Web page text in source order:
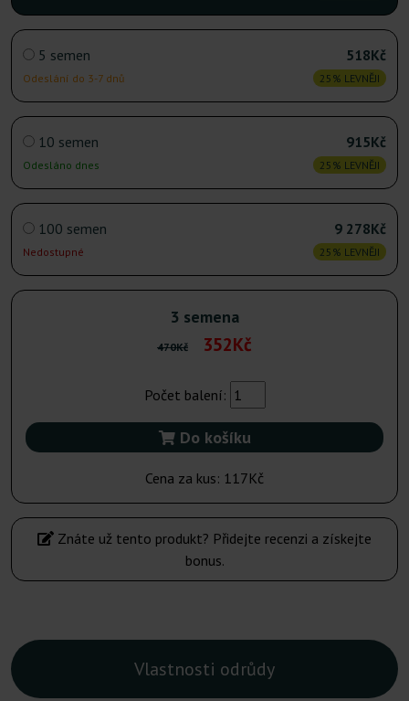
5 semen
Odeslání do 3-7 dnů
518Kč
25% LEVNĚJI
10 semen
Odesláno dnes
915Kč
25% LEVNĚJI
100 semen
Nedostupné
9 278Kč
25% LEVNĚJI
3 semena
470Kč 352Kč
Počet balení:
Do košíku
Cena za kus: 117Kč
Znáte už tento produkt? Přidejte recenzi a získejte
bonus.
Vlastnosti odrůdy